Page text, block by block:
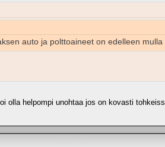
auto ja polttoaineet on edelleen
olla helpompi unohtaa jos on kovasti